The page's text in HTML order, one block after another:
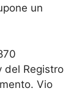
un
del Registro
Vio